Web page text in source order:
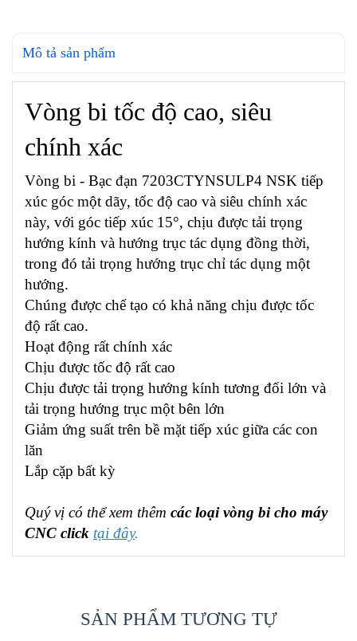
Mô tả sản phẩm
Vòng bi tốc độ cao, siêu
chính xác
Vòng bi - Bạc đạn 7203CTYNSULP4 NSK tiếp
xúc góc một dãy, tốc độ cao và siêu chính xác
này, với góc tiếp xúc 15°, chịu được tải trọng
hướng kính và hướng trục tác dụng đồng thời,
trong đó tải trọng hướng trục chỉ tác dụng một
hướng.
Chúng được chế tạo có khả năng chịu được tốc
độ rất cao.
Hoạt động rất chính xác
Chịu được tốc độ rất cao
Chịu được tải trọng hướng kính tương đối lớn và
tải trọng hướng trục một bên lớn
Giảm ứng suất trên bề mặt tiếp xúc giữa các con
lăn
Lắp cặp bất kỳ
Quý vị có thể xem thêm các loại vòng bi cho máy
CNC click tại đây.
SẢN PHẨM TƯƠNG TỰ